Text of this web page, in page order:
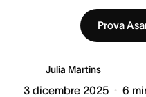
Prova
Julia Martins
3 dicembre 2025 6